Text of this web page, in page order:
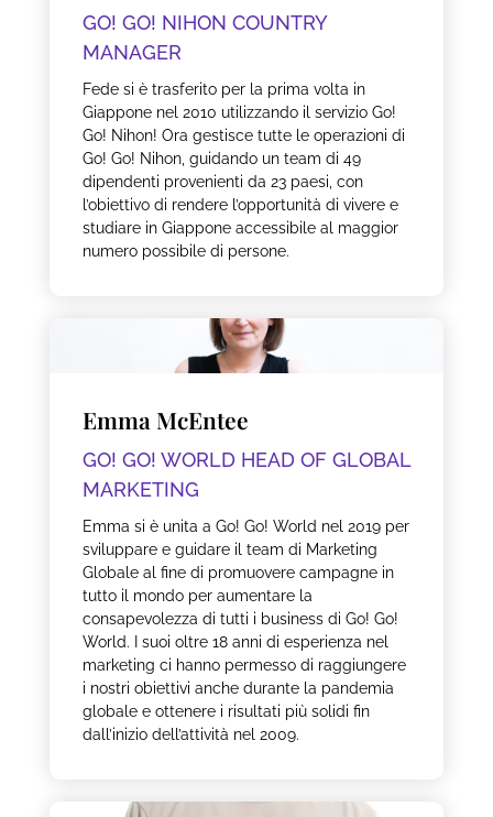
GO! GO! NIHON COUNTRY
MANAGER
Fede si è trasferito per la prima volta in
Giappone nel 2010 utilizzando il servizio Go!
Go! Nihon! Ora gestisce tutte le operazioni di
Go! Go! Nihon, guidando un team di 49
dipendenti provenienti da 23 paesi, con
l’obiettivo di rendere l’opportunità di vivere e
studiare in Giappone accessibile al maggior
numero possibile di persone.
Emma McEntee
GO! GO! WORLD HEAD OF GLOBAL
MARKETING
Emma si è unita a Go! Go! World nel 2019 per
sviluppare e guidare il team di Marketing
Globale al fine di promuovere campagne in
tutto il mondo per aumentare la
consapevolezza di tutti i business di Go! Go!
World. I suoi oltre 18 anni di esperienza nel
marketing ci hanno permesso di raggiungere
i nostri obiettivi anche durante la pandemia
globale e ottenere i risultati più solidi fin
dall’inizio dell’attività nel 2009.